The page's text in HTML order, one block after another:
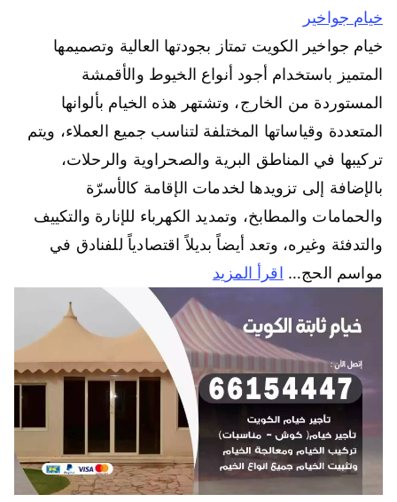
خيام جواخير
خيام جواخير الكويت تمتاز بجودتها العالية وتصميمها
المتميز باستخدام أجود أنواع الخيوط والأقمشة
المستوردة من الخارج، وتشتهر هذه الخيام بألوانها
المتعددة وقياساتها المختلفة لتناسب جميع العملاء، ويتم
تركيبها في المناطق البرية والصحراوية والرحلات،
بالإضافة إلى تزويدها لخدمات الإقامة كالأسرّة
والحمامات والمطابخ، وتمديد الكهرباء للإنارة والتكييف
والتدفئة وغيره، وتعد أيضاً بديلاً اقتصادياً للفنادق في
مواسم الحج… اقرأ المزيد